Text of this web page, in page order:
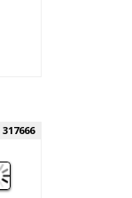
317666